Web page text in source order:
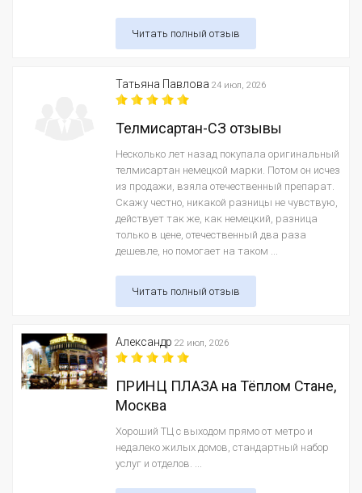
Читать полный отзыв
Татьяна Павлова 24 июл, 2026
Телмисартан-СЗ отзывы
Несколько лет назад покупала оригинальный
телмисартан немецкой марки. Потом он исчез
из продажи, взяла отечественный препарат.
Скажу честно, никакой разницы не чувствую,
действует так же, как немецкий, разница
только в цене, отечественный два раза
дешевле, но помогает на таком ...
Читать полный отзыв
Александр 22 июл, 2026
ПРИНЦ ПЛАЗА на Тёплом Стане,
Москва
Хороший ТЦ с выходом прямо от метро и
недалеко жилых домов, стандартный набор
услуг и отделов. ...